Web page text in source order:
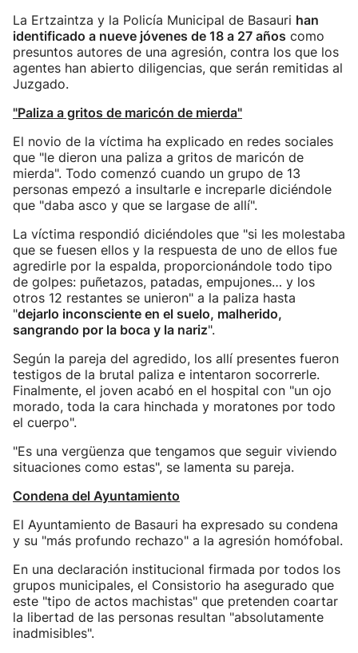
La Ertzaintza y la Policía Municipal de Basauri han
identificado a nueve jóvenes de 18 a 27 años como
presuntos autores de una agresión, contra los que los
agentes han abierto diligencias, que serán remitidas al
Juzgado.
"Paliza a gritos de maricón de mierda"
El novio de la víctima ha explicado en redes sociales
que "le dieron una paliza a gritos de maricón de
mierda". Todo comenzó cuando un grupo de 13
personas empezó a insultarle e increparle diciéndole
que "daba asco y que se largase de allí".
La víctima respondió diciéndoles que "si les molestaba
que se fuesen ellos y la respuesta de uno de ellos fue
agredirle por la espalda, proporcionándole todo tipo
de golpes: puñetazos, patadas, empujones… y los
otros 12 restantes se unieron" a la paliza hasta
"dejarlo inconsciente en el suelo, malherido,
sangrando por la boca y la nariz".
Según la pareja del agredido, los allí presentes fueron
testigos de la brutal paliza e intentaron socorrerle.
Finalmente, el joven acabó en el hospital con "un ojo
morado, toda la cara hinchada y moratones por todo
el cuerpo".
"Es una vergüenza que tengamos que seguir viviendo
situaciones como estas", se lamenta su pareja.
Condena del Ayuntamiento
El Ayuntamiento de Basauri ha expresado su condena
y su "más profundo rechazo" a la agresión homófobal.
En una declaración institucional firmada por todos los
grupos municipales, el Consistorio ha asegurado que
este "tipo de actos machistas" que pretenden coartar
la libertad de las personas resultan "absolutamente
inadmisibles".